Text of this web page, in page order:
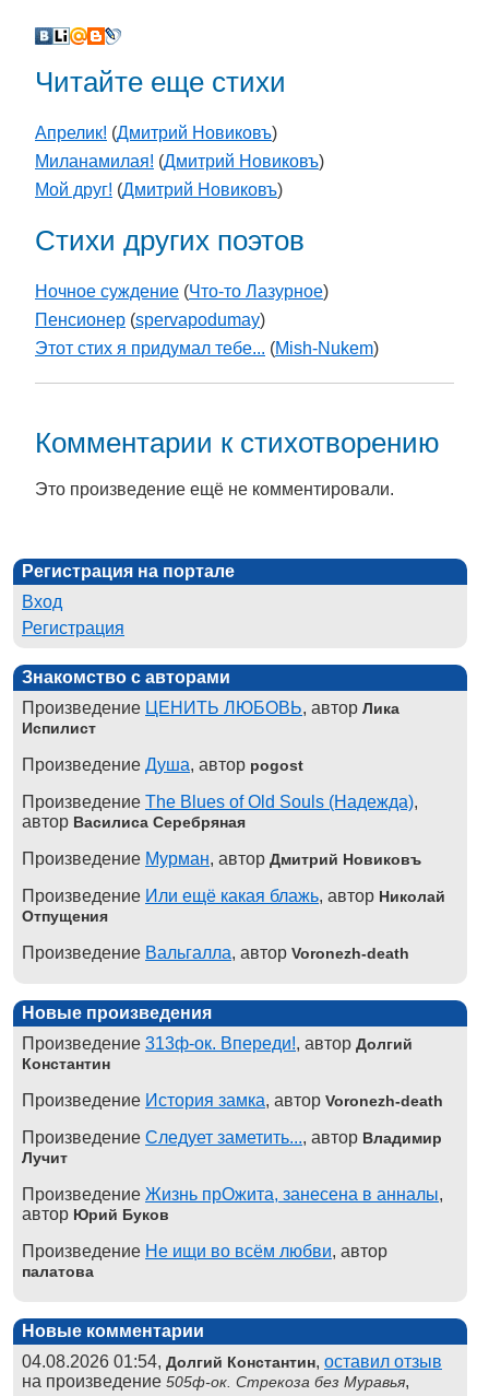
Читайте еще стихи
Апрелик! (Дмитрий Новиковъ)
Миланамилая! (Дмитрий Новиковъ)
Мой друг! (Дмитрий Новиковъ)
Стихи других поэтов
Ночное суждение (Что-то Лазурное)
Пенсионер (spervapodumay)
Этот стих я придумал тебе... (Mish-Nukem)
Комментарии к стихотворению
Это произведение ещё не комментировали.
Регистрация на портале
Вход
Регистрация
Знакомство с авторами
Произведение ЦЕНИТЬ ЛЮБОВЬ, автор Лика
Испилист
Произведение Душа, автор pogost
Произведение The Blues of Old Souls (Надежда),
автор Василиса Серебряная
Произведение Мурман, автор Дмитрий Новиковъ
Произведение Или ещё какая блажь, автор Николай
Отпущения
Произведение Вальгалла, автор Voronezh-death
Новые произведения
Произведение 313ф-ок. Впереди!, автор Долгий
Константин
Произведение История замка, автор Voronezh-death
Произведение Следует заметить..., автор Владимир
Лучит
Произведение Жизнь прОжита, занесена в анналы,
автор Юрий Буков
Произведение Не ищи во всём любви, автор
палатова
Новые комментарии
04.08.2026 01:54, Долгий Константин, оставил отзыв
на произведение 505ф-ок. Стрекоза без Муравья,